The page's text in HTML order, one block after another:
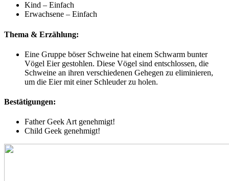
Kind – Einfach
Erwachsene – Einfach
Thema & Erzählung:
Eine Gruppe böser Schweine hat einem Schwarm bunter
Vögel Eier gestohlen. Diese Vögel sind entschlossen, die
Schweine an ihren verschiedenen Gehegen zu eliminieren,
um die Eier mit einer Schleuder zu holen.
Bestätigungen:
Father Geek Art genehmigt!
Child Geek genehmigt!